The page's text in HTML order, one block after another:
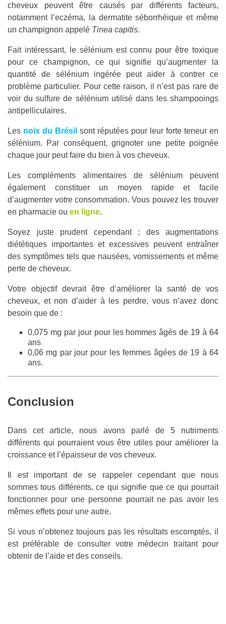
cheveux peuvent être causés par différents facteurs,
notamment l’eczéma, la dermatite séborrhéique et même
un champignon appelé Tinea capitis.
Fait intéressant, le sélénium est connu pour être toxique
pour ce champignon, ce qui signifie qu’augmenter la
quantité de sélénium ingérée peut aider à contrer ce
problème particulier. Pour cette raison, il n’est pas rare de
voir du sulfure de sélénium utilisé dans les shampooings
antipelliculaires.
Les noix du Brésil sont réputées pour leur forte teneur en
sélénium. Par conséquent, grignoter une petite poignée
chaque jour peut faire du bien à vos cheveux.
Les compléments alimentaires de sélénium peuvent
également constituer un moyen rapide et facile
d’augmenter votre consommation. Vous pouvez les trouver
en pharmacie ou en ligne.
Soyez juste prudent cependant ; des augmentations
diététiques importantes et excessives peuvent entraîner
des symptômes tels que nausées, vomissements et même
perte de cheveux.
Votre objectif devrait être d’améliorer la santé de vos
cheveux, et non d’aider à les perdre, vous n’avez donc
besoin que de :
0,075 mg par jour pour les hommes âgés de 19 à 64
ans
0,06 mg par jour pour les femmes âgées de 19 à 64
ans.
Conclusion
Dans cet article, nous avons parlé de 5 nutriments
différents qui pourraient vous être utiles pour améliorer la
croissance et l’épaisseur de vos cheveux.
Il est important de se rappeler cependant que nous
sommes tous différents, ce qui signifie que ce qui pourrait
fonctionner pour une personne pourrait ne pas avoir les
mêmes effets pour une autre.
Si vous n’obtenez toujours pas les résultats escomptés, il
est préférable de consulter votre médecin traitant pour
obtenir de l’aide et des conseils.